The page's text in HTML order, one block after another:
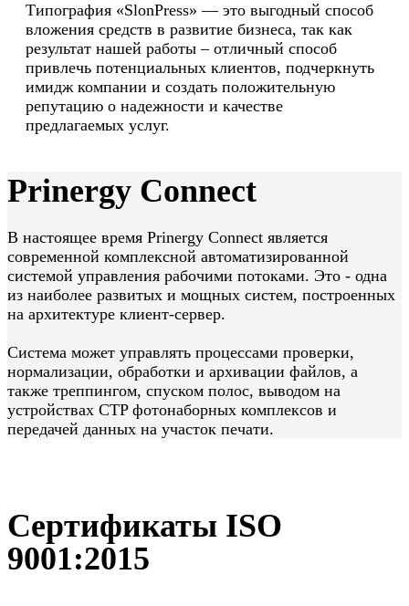
Типография «SlonPress» ― это выгодный способ
вложения средств в развитие бизнеса, так как
результат нашей работы – отличный способ
привлечь потенциальных клиентов, подчеркнуть
имидж компании и создать положительную
репутацию о надежности и качестве
предлагаемых услуг.
Prinergy Connect
В настоящее время Prinergy Connect является
современной комплексной автоматизированной
системой управления рабочими потоками. Это - одна
из наиболее развитых и мощных систем, построенных
на архитектуре клиент-сервер.
Система может управлять процессами проверки,
нормализации, обработки и архивации файлов, а
также треппингом, спуском полос, выводом на
устройствах CTP фотонаборных комплексов и
передачей данных на участок печати.
Сертификаты ISO
9001:2015